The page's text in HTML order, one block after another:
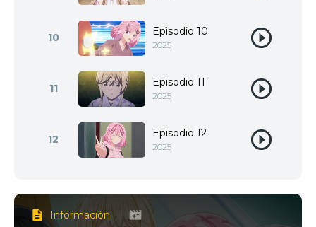
10 Episodio 10
2025
11 Episodio 11
2025
12 Episodio 12
2025
Información